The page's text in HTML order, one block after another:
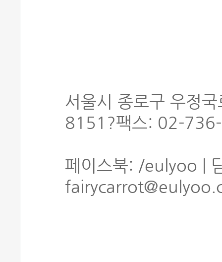
서울시 종로구 우정
8151?팩스: 02-
페이스북: /eulyoo |